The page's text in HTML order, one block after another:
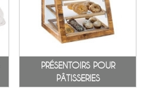
PRÉSENTOIRS POUR
PÂTISSERIES